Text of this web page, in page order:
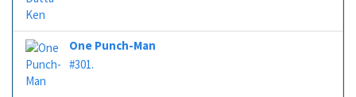
One Punch-Man
#301.